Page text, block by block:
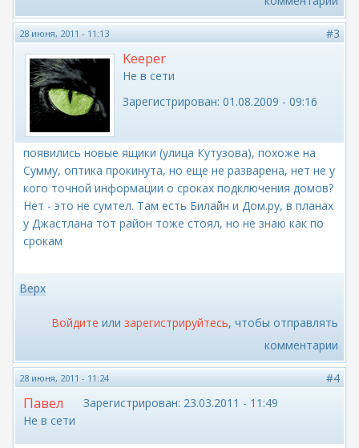
28 июня, 2011 - 11:13 #3
Keeper
Не в сети
Зарегистрирован: 01.08.2009 - 09:16
появились новые ящики (улица Кутузова), похоже на
Сумму, оптика прокинута, но еще не разварена, нет не у
кого точной информации о сроках подключения домов?
Нет - это не сумтел. Там есть Билайн и Дом.ру, в планах
у Джастлана тот район тоже стоял, но не знаю как по
срокам
Верх
Войдите или зарегистрируйтесь, чтобы отправлять
комментарии
28 июня, 2011 - 11:24 #4
Павел
Не в сети
Зарегистрирован: 23.03.2011 - 11:49